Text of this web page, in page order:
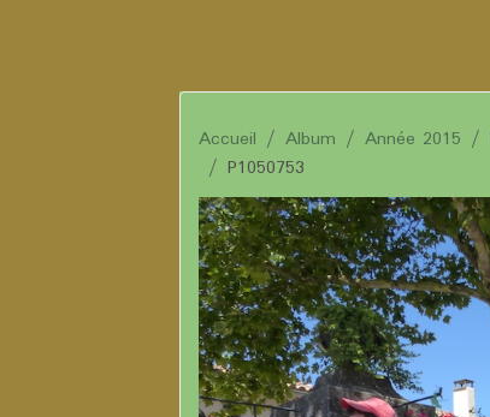
Accueil Album Année 2015
P1050753